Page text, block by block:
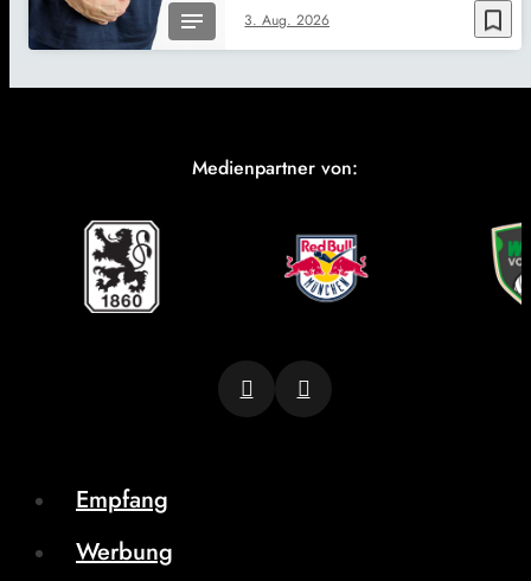
bookmark_border
3. Aug. 2026
Medienpartner von:
Empfang
Werbung